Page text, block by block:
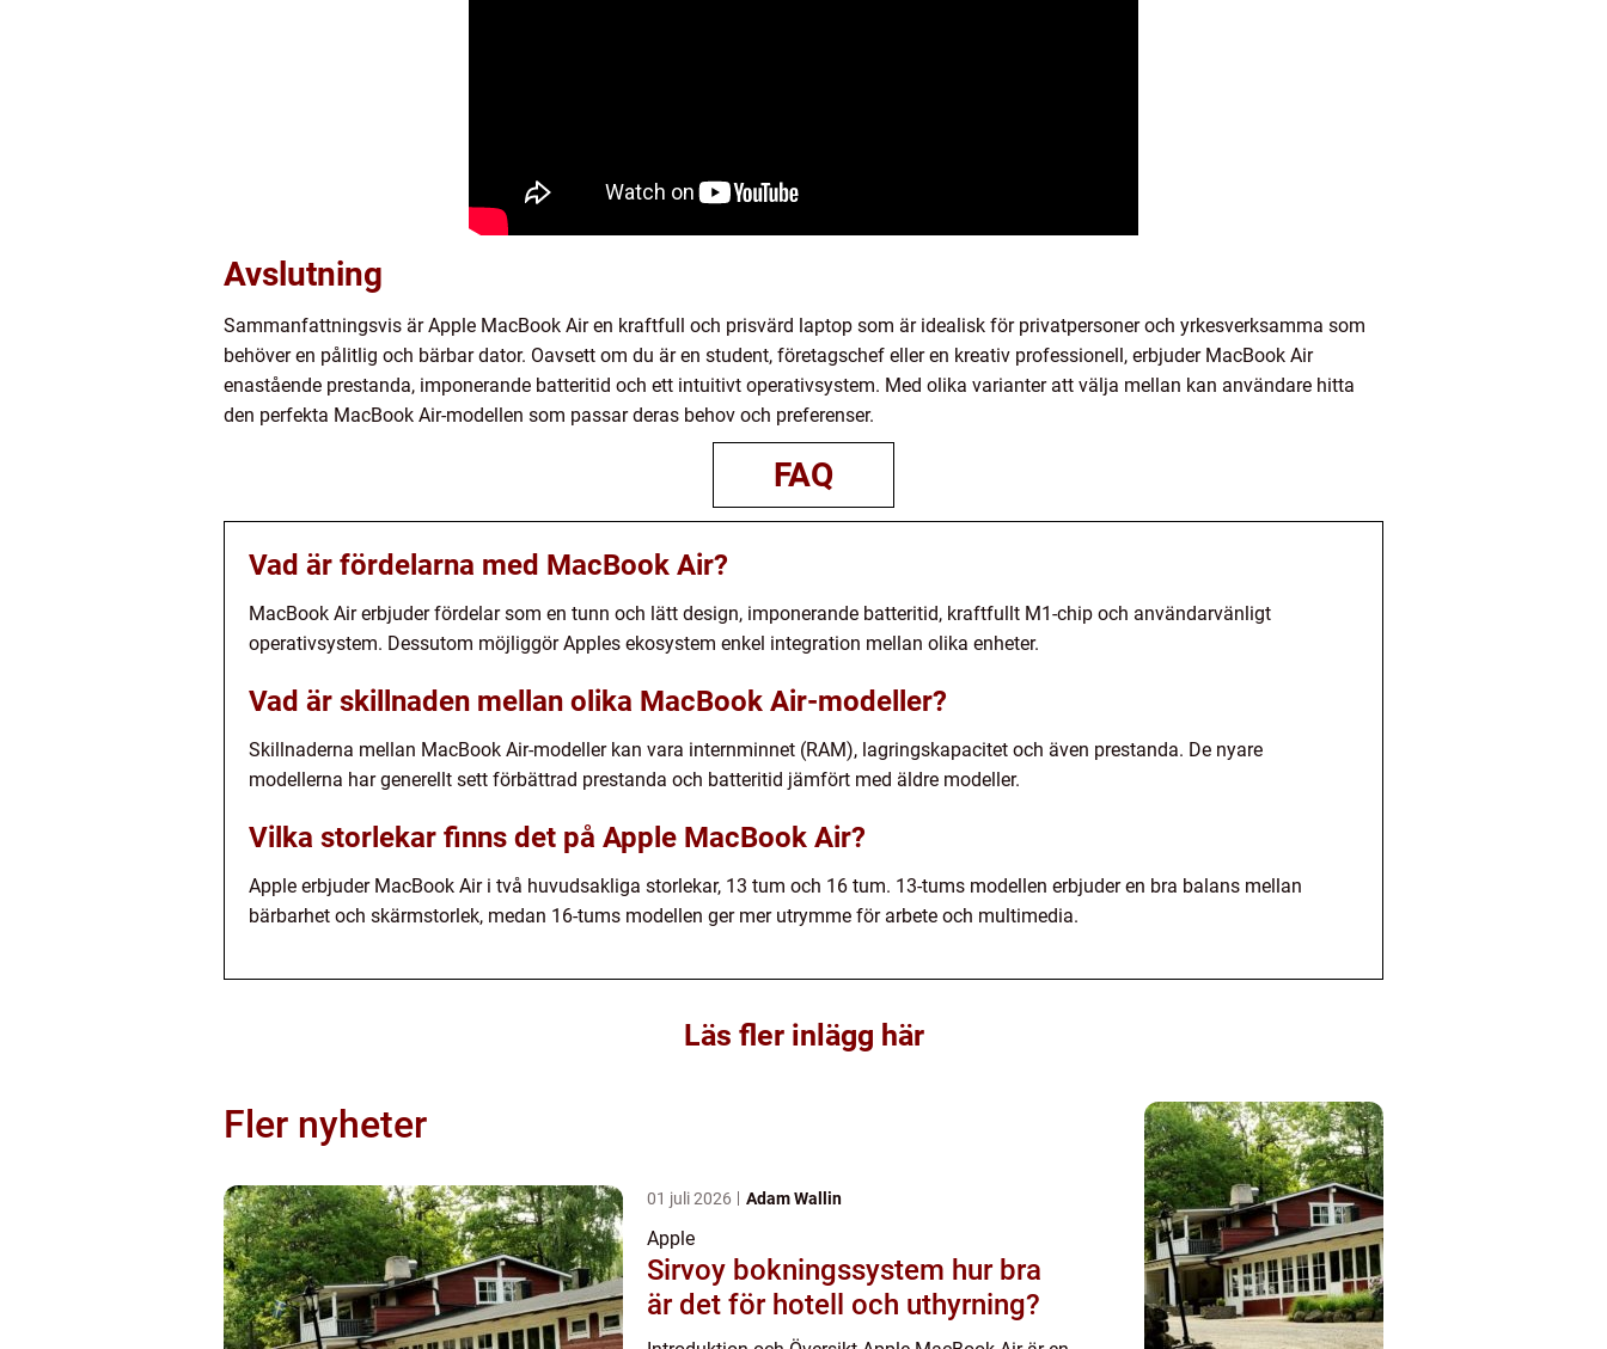
Avslutning
Sammanfattningsvis är Apple MacBook Air en kraftfull och prisvärd laptop som är idealisk för privatpersoner och yrkesverksamma som
behöver en pålitlig och bärbar dator. Oavsett om du är en student, företagschef eller en kreativ professionell, erbjuder MacBook Air
enastående prestanda, imponerande batteritid och ett intuitivt operativsystem. Med olika varianter att välja mellan kan användare hitta
den perfekta MacBook Air-modellen som passar deras behov och preferenser.
FAQ
Vad är fördelarna med MacBook Air?
MacBook Air erbjuder fördelar som en tunn och lätt design, imponerande batteritid, kraftfullt M1-chip och användarvänligt
operativsystem. Dessutom möjliggör Apples ekosystem enkel integration mellan olika enheter.
Vad är skillnaden mellan olika MacBook Air-modeller?
Skillnaderna mellan MacBook Air-modeller kan vara internminnet (RAM), lagringskapacitet och även prestanda. De nyare
modellerna har generellt sett förbättrad prestanda och batteritid jämfört med äldre modeller.
Vilka storlekar finns det på Apple MacBook Air?
Apple erbjuder MacBook Air i två huvudsakliga storlekar, 13 tum och 16 tum. 13-tums modellen erbjuder en bra balans mellan
bärbarhet och skärmstorlek, medan 16-tums modellen ger mer utrymme för arbete och multimedia.
Läs fler inlägg här
Fler nyheter
01 juli 2026 Adam Wallin
Apple
Sirvoy bokningssystem hur bra
är det för hotell och uthyrning?